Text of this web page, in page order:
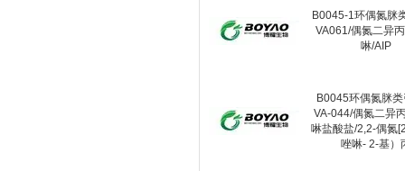
B0045-1环偶氮脒
VA061/偶氮二异
啉/AIP
B0045环偶氮脒
VA-044/偶氮二异
啉盐酸盐/2,2-偶氮
唑啉- 2-基）